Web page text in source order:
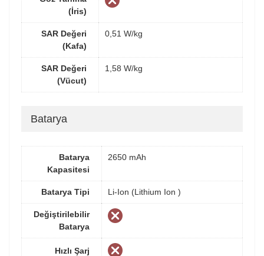
(İris)
SAR Değeri
(Kafa)
0,51 W/kg
SAR Değeri
(Vücut)
1,58 W/kg
Batarya
Batarya
Kapasitesi
2650 mAh
Batarya Tipi Li-Ion (Lithium Ion )
Değiştirilebilir
Batarya
Hızlı Şarj